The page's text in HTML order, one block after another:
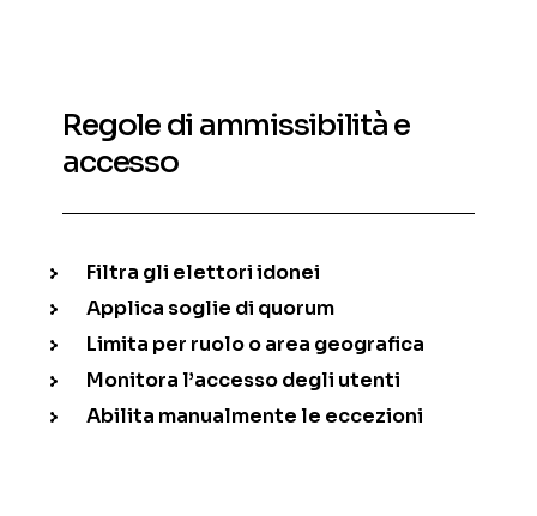
Regole di ammissibilità e
accesso
Filtra gli elettori idonei
Applica soglie di quorum
Limita per ruolo o area geografica
Monitora l’accesso degli utenti
Abilita manualmente le eccezioni